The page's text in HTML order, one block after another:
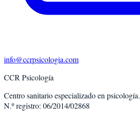
info@ccrpsicologia.com
CCR Psicología
Centro sanitario especializado en psicología.
N.º registro: 06/2014/02868